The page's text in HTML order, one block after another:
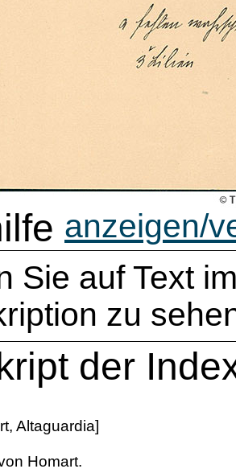
anzeigen/
Sie auf Text
zu
der
Altaguardia]
Homart.